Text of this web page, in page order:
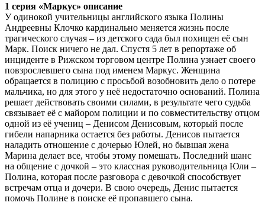
1 серия «Маркус» описание
У одинокой учительницы английского языка Полины
Андреевны Клочко кардинально меняется жизнь после
трагического случая – из детского сада был похищен её сын
Марк. Поиск ничего не дал. Спустя 5 лет в репортаже об
инциденте в Рижском торговом центре Полина узнает своего
повзрослевшего сына под именем Маркус. Женщина
обращается в полицию с просьбой возобновить дело о потере
мальчика, но для этого у неё недостаточно оснований. Полина
решает действовать своими силами, в результате чего судьба
связывает её с майором полиции и по совместительству отцом
одной из её учениц – Денисом Денисовым, который после
гибели напарника остается без работы. Денисов пытается
наладить отношение с дочерью Юлей, но бывшая жена
Марина делает все, чтобы этому помешать. Последний шанс
на общение с дочкой – это классная руководительница Юли –
Полина, которая после разговора с девочкой способствует
встречам отца и дочери. В свою очередь, Денис пытается
помочь Полине в поиске её пропавшего сына.